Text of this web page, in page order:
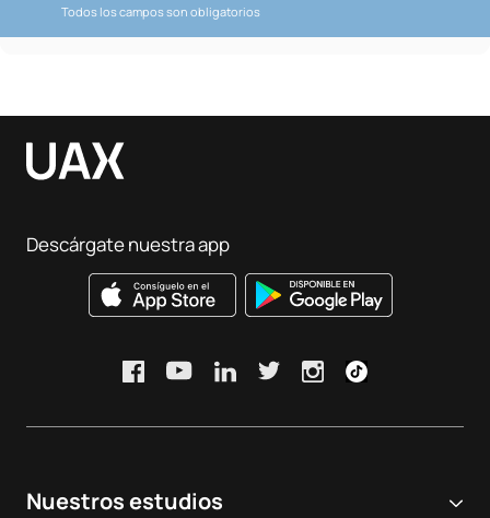
Todos los campos son obligatorios
Nuestros estudios
Descárgate nuestra app